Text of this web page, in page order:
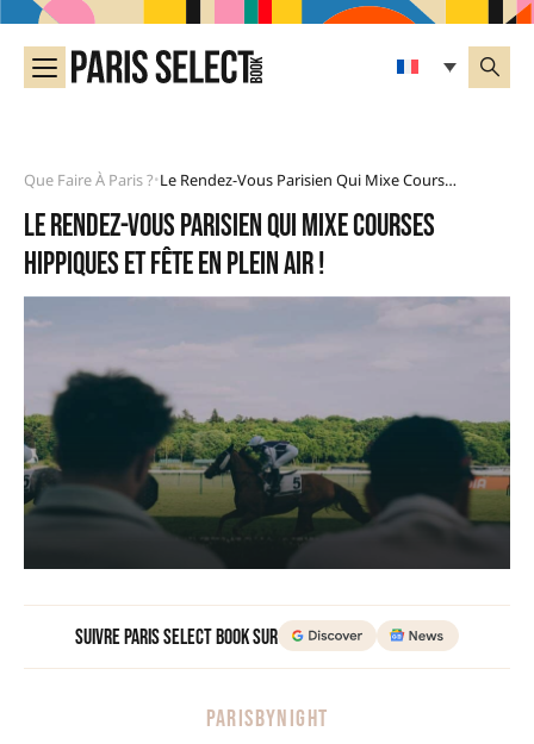
Que Faire À Paris ?• Le Rendez-Vous Parisien Qui Mixe Courses Hippiques Et Fête En Plein Air !
Le rendez-vous parisien qui mixe courses
hippiques et fête en plein air !
Suivre Paris Select Book sur
PARISBYNIGHT